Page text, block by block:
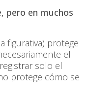
pero en muchos
figurativa) protege
el
solo el
protege cómo se